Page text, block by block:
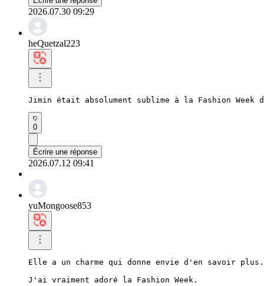
2026.07.30 09:29
heQuetzal223
Jimin était absolument sublime à la Fashion
0
Écrire une réponse
2026.07.12 09:41
yuMongoose853
Elle a un charme qui donne envie d'en savoir plus.
J'ai vraiment adoré la Fashion Week.